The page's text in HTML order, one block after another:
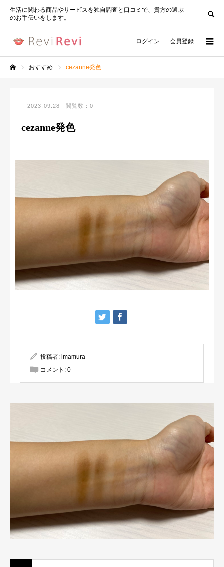
生活に関わる商品やサービスを独自調査と口コミで、貴方の選ぶ
のお手伝いをします。
ログイン 会員登録
おすすめ cezanne発色
2023.09.28 閲覧数：0
cezanne発色
投稿者: imamura
コメント: 0